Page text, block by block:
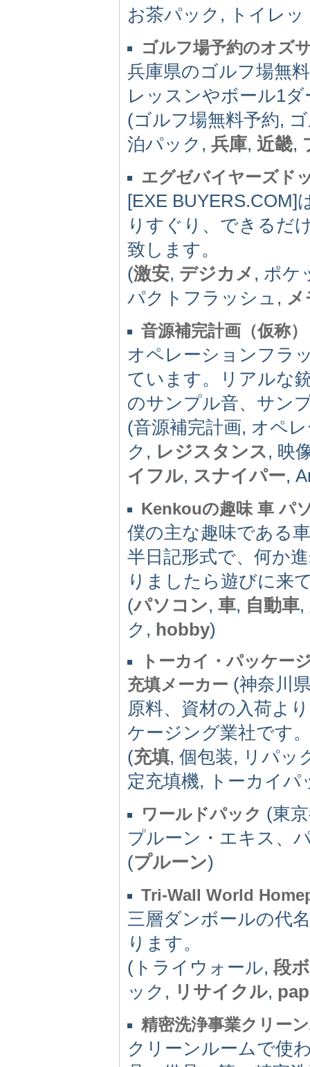
お茶パック, トイレ
ゴルフ場予約のオズ
兵庫県のゴルフ場無
レッスンやボール1
(ゴルフ場無料予約,
泊パック, 兵庫, 近畿,
エグゼバイヤーズド
[EXE BUYERS.COM]
りすぐり、できるだ
致します。
(激安, デジカメ , ポケ
パクトフラッシュ,
音源補完計画（仮称）
オペレーションフラ
ています。リアルな
のサンプル音、サン
(音源補完計画, オペ
ク, レジスタンス, 映
イフル, スナイパー,
Kenkouの趣味 車 パ
僕の主な趣味である
半日記形式で、何か
りましたら遊びに来
(パソコン, 車, 自動車,
ク, hobby)
トーカイ・パッケー
充填メーカー (神奈川
原料、資材の入荷よ
ケージング業社です
(充填, 個包装, リパッ
定充填機, トーカイ
ワールドパック (東
プルーン・エキス、
(プルーン)
Tri-Wall World
三層ダンボールの代
ります。
(トライウォール, 段
ック, リサイクル,
精密洗浄事業クリー
クリーンルームで使